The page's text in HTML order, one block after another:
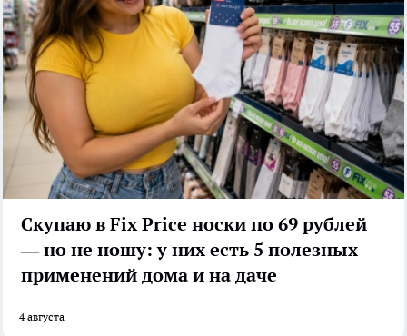
Скупаю в Fix Price носки по 69 рублей
— но не ношу: у них есть 5 полезных
применений дома и на даче
4 августа